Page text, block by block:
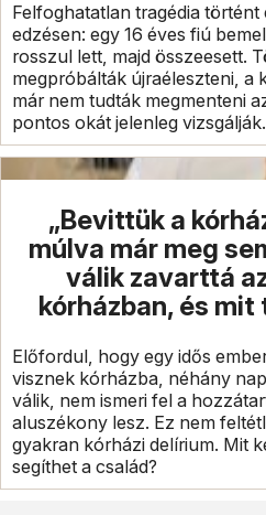
Felfoghatatlan tragédia
edzésen: egy 16 éves fiú
rosszul lett, majd összeesett.
megpróbálták újraéleszteni, a
már nem tudták megmenteni
pontos okát jelenleg vizsgálják.
„Bevittük a
múlva már meg
válik zavarttá
kórházban, és
Előfordul, hogy egy idős
visznek kórházba, néhány
válik, nem ismeri fel a
aluszékony lesz. Ez nem
gyakran kórházi delírium. Mit
segíthet a család?